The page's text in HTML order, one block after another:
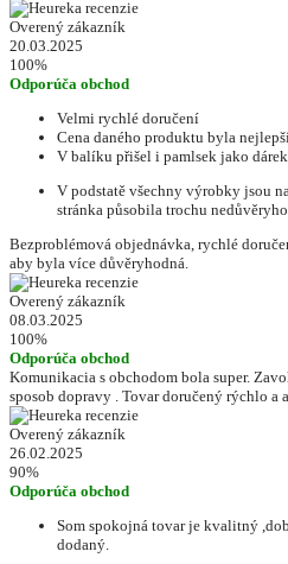
Overený zákazník
20.03.2025
100%
Odporúča obchod
Velmi rychlé doručení
Cena daného produktu byla
V balíku přišel i pamlsek jako
V podstatě všechny výrobky jsou
stránka působila trochu
Bezproblémová objednávka, rychlé
aby byla více důvěryhodná.
Overený zákazník
08.03.2025
100%
Odporúča obchod
Komunikacia s obchodom bola super.
sposob dopravy . Tovar doručený rýchlo a
Overený zákazník
26.02.2025
90%
Odporúča obchod
Som spokojná tovar je kvalitný
dodaný.